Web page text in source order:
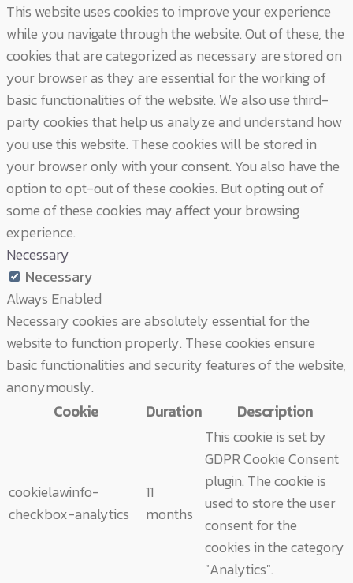
This website uses cookies to improve your experience
while you navigate through the website. Out of these, the
cookies that are categorized as necessary are stored on
your browser as they are essential for the working of
basic functionalities of the website. We also use third-
party cookies that help us analyze and understand how
you use this website. These cookies will be stored in
your browser only with your consent. You also have the
option to opt-out of these cookies. But opting out of
some of these cookies may affect your browsing
experience.
Necessary
Necessary
Always Enabled
Necessary cookies are absolutely essential for the
website to function properly. These cookies ensure
basic functionalities and security features of the website,
anonymously.
Cookie
Duration Description
cookielawinfo-
checkbox-analytics
11
months
This cookie is set by
GDPR Cookie Consent
plugin. The cookie is
used to store the user
consent for the
cookies in the category
"Analytics".